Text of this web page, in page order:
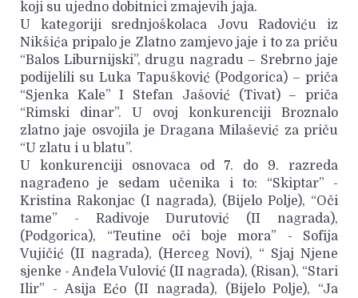
koji su ujedno dobitnici zmajevih jaja.
U kategoriji srednjoškolaca Jovu Radoviću iz
Nikšića pripalo je Zlatno zamjevo jaje i to za priču
“Balos Liburnijski”, drugu nagradu – Srebrno jaje
podijelili su Luka Tapušković (Podgorica) – priča
“Sjenka Kale” I Stefan Jašović (Tivat) – priča
“Rimski dinar”. U ovoj konkurenciji Broznalo
zlatno jaje osvojila je Dragana Milašević za priču
“U zlatu i u blatu”.
U konkurenciji osnovaca od 7. do 9. razreda
nagrađeno je sedam učenika i to: “Skiptar” -
Kristina Rakonjac (I nagrada), (Bijelo Polje), “Oči
tame” - Radivoje Durutović (II nagrada),
(Podgorica), “Teutine oči boje mora” - Sofija
Vujičić (II nagrada), (Herceg Novi), “ Sjaj Njene
sjenke - Anđela Vulović (II nagrada), (Risan), “Stari
Ilir” - Asija Ećo (II nagrada), (Bijelo Polje), “Ja